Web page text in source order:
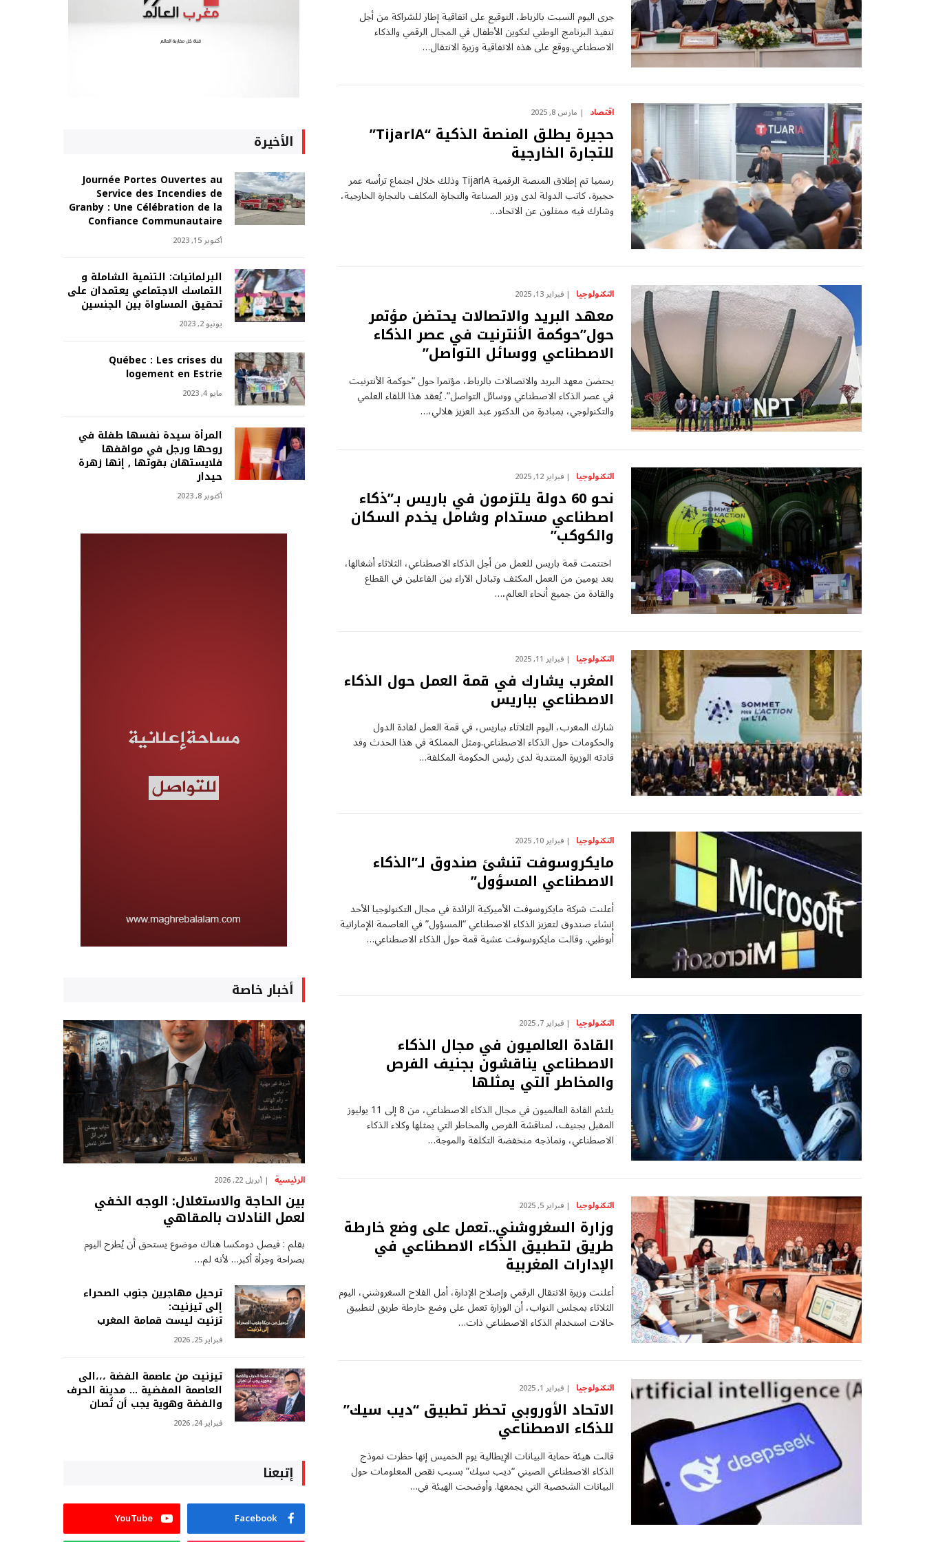
جرى اليوم السبت بالرباط، التوقيع على اتفاقية إطار للشراكة من أجل
تنفيذ البرنامج الوطني لتكوين الأطفال في المجال الرقمي والذكاء
الاصطناعي.ووقع على هذه الاتفاقية وزيرة الانتقال…
اقتصاد مارس 8, 2025
حجيرة يطلق المنصة الذكية “TijarlA”
للتجارة الخارجية
رسميا تم إطلاق المنصة الرقمية TijarlA وذلك خلال اجتماع ترأسه عمر
حجيرة، كاتب الدولة لدى وزير الصناعة والتجارة المكلف بالتجارة الخارجية،
وشارك فيه ممثلون عن الاتحاد…
التكنولوجيا فبراير 13, 2025
معهد البريد والاتصالات يحتضن مؤتمر
حول”حوكمة الأنترنيت في عصر الذكاء
الاصطناعي ووسائل التواصل”
يحتضن معهد البريد والاتصالات بالرباط، مؤتمرا حول “حوكمة الأنترنيت
في عصر الذكاء الاصطناعي ووسائل التواصل”. يُعقد هذا اللقاء العلمي
والتكنولوجي، بمبادرة من الدكتور عبد العزيز هلالي،…
التكنولوجيا فبراير 12, 2025
نحو 60 دولة يلتزمون في باريس بـ”ذكاء
اصطناعي مستدام وشامل يخدم السكان
والكوكب”
اختتمت قمة باريس للعمل من أجل الذكاء الاصطناعي، الثلاثاء أشغالها،
بعد يومين من العمل المكثف وتبادل الآراء بين الفاعلين في القطاع
والقادة من جميع أنحاء العالم،…
التكنولوجيا فبراير 11, 2025
المغرب يشارك في قمة العمل حول الذكاء
الاصطناعي بباريس
شارك المغرب، اليوم الثلاثاء بباريس، في قمة العمل لقادة الدول
والحكومات حول الذكاء الاصطناعي.ومثل المملكة في هذا الحدث وفد
قادته الوزيرة المنتدبة لدى رئيس الحكومة المكلفة…
التكنولوجيا فبراير 10, 2025
مايكروسوفت تنشئ صندوق لـ”الذكاء
الاصطناعي المسؤول”
أعلنت شركة مايكروسوفت الأميركية الرائدة في مجال التكنولوجيا الأحد
إنشاء صندوق لتعزيز الذكاء الاصطناعي “المسؤول” في العاصمة الإماراتية
أبوظبي. وقالت مايكروسوفت عشية قمة حول الذكاء الاصطناعي…
التكنولوجيا فبراير 7, 2025
القادة العالميون في مجال الذكاء
الاصطناعي يناقشون بجنيف الفرص
والمخاطر التي يمثلها
يلتئم القادة العالميون في مجال الذكاء الاصطناعي، من 8 إلى 11 يوليوز
المقبل بجنيف، لمناقشة الفرص والمخاطر التي يمثلها وكلاء الذكاء
الاصطناعي، ونماذجه منخفضة التكلفة والموجة…
التكنولوجيا فبراير 5, 2025
وزارة السغروشني..تعمل على وضع خارطة
طريق لتطبيق الذكاء الاصطناعي في
الإدارات المغربية
أعلنت وزيرة الانتقال الرقمي وإصلاح الإدارة، أمل الفلاح السغروشني، اليوم
الثلاثاء بمجلس النواب، أن الوزارة تعمل على وضع خارطة طريق لتطبيق
حالات استخدام الذكاء الاصطناعي ذات…
التكنولوجيا فبراير 1, 2025
الاتحاد الأوروبي تحظر تطبيق “ديب سيك”
للذكاء الاصطناعي
قالت هيئة حماية البيانات الإيطالية يوم الخميس إنها حظرت نموذج
الذكاء الاصطناعي الصيني “ديب سيك” بسبب نقص المعلومات حول
البيانات الشخصية التي يجمعها. وأوضحت الهيئة في…
الأخيرة
Journée Portes Ouvertes au
Service des Incendies de
Granby : Une Célébration de la
Confiance Communautaire
أكتوبر 15, 2023
البرلمانيات: التنمية الشاملة و
التماسك الاجتماعي يعتمدان على
تحقيق المساواة بين الجنسين
يونيو 2, 2023
Québec : Les crises du
logement en Estrie
مايو 4, 2023
المرأة سيدة نفسها طفلة في
روحها ورجل في مواقفها
فلايستهان بقوتها , إنها زهرة
حيدار
أكتوبر 8, 2023
أخبار خاصة
الرئيسية أبريل 22, 2026
بين الحاجة والاستغلال: الوجه الخفي
لعمل النادلات بالمقاهي
بقلم : فيصل دومكسا هناك موضوع يستحق أن يُطرح اليوم
بصراحة وجرأة أكبر… لأنه لم…
ترحيل مهاجرين جنوب الصحراء
إلى تيزنيت:
تزنيت ليست قمامة المغرب
فبراير 25, 2026
تيزنيت من عاصمة الفضة ،،،الى
العاصمة المفضية … مدينة الحرف
والفضة وهوية يجب أن تُصان
فبراير 24, 2026
إتبعنا
Facebook
YouTube